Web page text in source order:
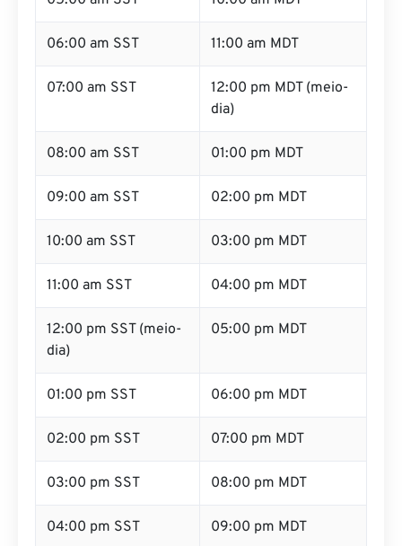
06:00 am SST 11:00 am MDT
07:00 am SST
12:00 pm MDT (meio-
dia)
08:00 am SST 01:00 pm MDT
09:00 am SST 02:00 pm MDT
10:00 am SST 03:00 pm MDT
11:00 am SST 04:00 pm MDT
12:00 pm SST (meio-
dia)
05:00 pm MDT
01:00 pm SST 06:00 pm MDT
02:00 pm SST 07:00 pm MDT
03:00 pm SST 08:00 pm MDT
04:00 pm SST 09:00 pm MDT